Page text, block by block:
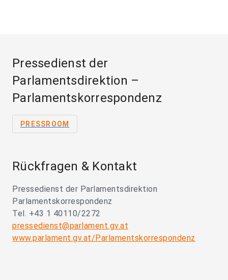
Pressedienst der
Parlamentsdirektion –
Parlamentskorrespondenz
PRESSROOM
Rückfragen & Kontakt
Pressedienst der Parlamentsdirektion
Parlamentskorrespondenz
Tel. +43 1 40110/2272
pressedienst@parlament.gv.at
www.parlament.gv.at/Parlamentskorrespondenz